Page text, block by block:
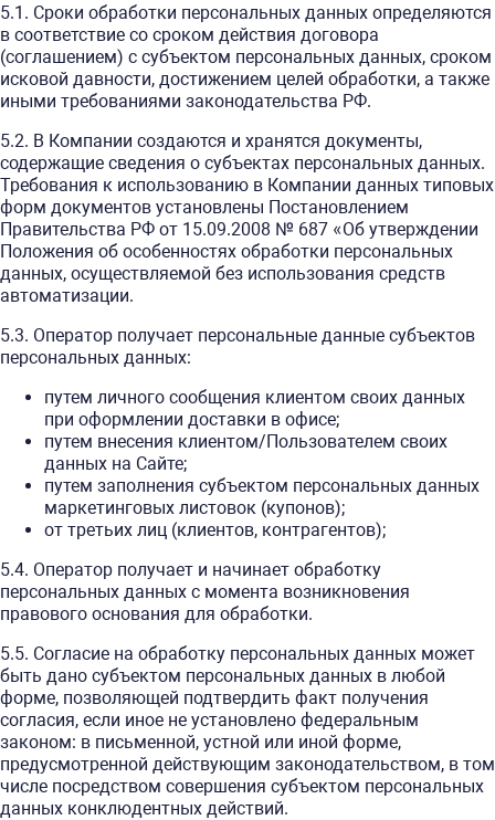
5.1. Сроки обработки персональных данных определяются
в соответствие со сроком действия договора
(соглашением) с субъектом персональных данных, сроком
исковой давности, достижением целей обработки, а также
иными требованиями законодательства РФ.
5.2. В Компании создаются и хранятся документы,
содержащие сведения о субъектах персональных данных.
Требования к использованию в Компании данных типовых
форм документов установлены Постановлением
Правительства РФ от 15.09.2008 № 687 «Об утверждении
Положения об особенностях обработки персональных
данных, осуществляемой без использования средств
автоматизации.
5.3. Оператор получает персональные данные субъектов
персональных данных:
путем личного сообщения клиентом своих данных
при оформлении доставки в офисе;
путем внесения клиентом/Пользователем своих
данных на Сайте;
путем заполнения субъектом персональных данных
маркетинговых листовок (купонов);
от третьих лиц (клиентов, контрагентов);
5.4. Оператор получает и начинает обработку
персональных данных с момента возникновения
правового основания для обработки.
5.5. Согласие на обработку персональных данных может
быть дано субъектом персональных данных в любой
форме, позволяющей подтвердить факт получения
согласия, если иное не установлено федеральным
законом: в письменной, устной или иной форме,
предусмотренной действующим законодательством, в том
числе посредством совершения субъектом персональных
данных конклюдентных действий.